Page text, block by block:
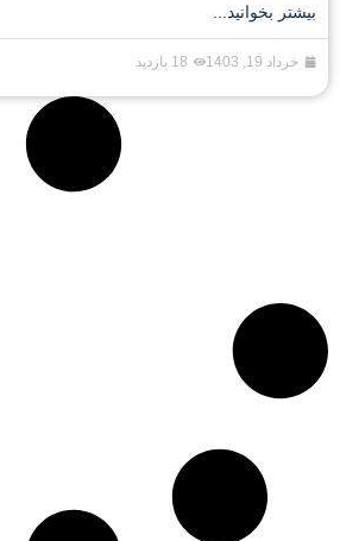
بیشتر بخوانید...
خرداد 19, 1403 18 بازدید